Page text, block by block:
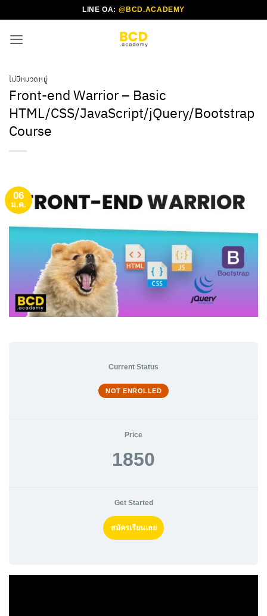
ไป
LINE OA: @BCD.ACADEMY
ไม่มีหมวดหมู่
Front-end Warrior – Basic
HTML/CSS/JavaScript/jQuery/Bootstrap
Course
06
ม.ค.
Current Status
NOT ENROLLED
Price
1850
Get Started
สมัครเรียนเลย